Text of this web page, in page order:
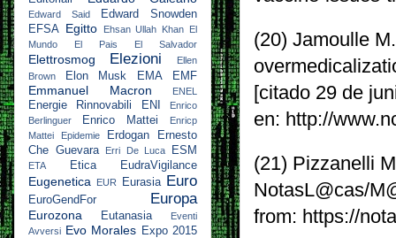
(20) Jamoulle
[citado 29 de
en: http://
(21) Pizzanelli
NotasL@cas/
from: https://
Edward Said
Edward Snowden
EFSA Egitto Ehsan Ullah Khan El
Mundo
El Pais El Salvador
Elettrosmog Elezioni
Ellen
Brown
Elon Musk EMA EMF
Emmanuel Macron ENEL
Energie Rinnovabili ENI
Enrico
Berlinguer
Enrico Mattei
Enricp
Mattei
Epidemie Erdogan
Ernesto
Che Guevara
Erri De Luca ESM
ETA Etica EudraVigilance
Eugenetica EUR Eurasia Euro
EuroGendFor Europa
Eurozona Eutanasia
Eventi
Avversi Evo Morales Expo 2015